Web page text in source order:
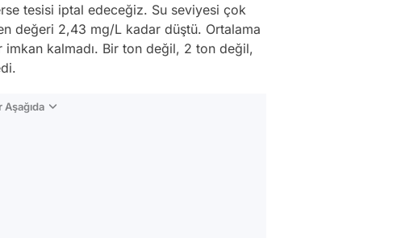
tesisi iptal edeceğiz. Su seviyesi çok
değeri 2,43 mg/L kadar düştü. Ortalama
imkan kalmadı. Bir ton değil, 2 ton değil,